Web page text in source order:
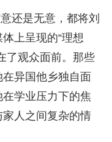
还是无意，都将刘
上呈现的“理想
了观众面前。那些
异国他乡独自面
学业压力下的焦
人之间复杂的情